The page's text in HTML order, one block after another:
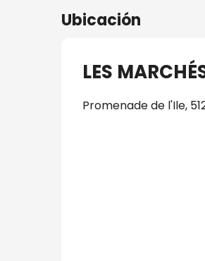
Ubicación
LES
Promenade de l'Ile,